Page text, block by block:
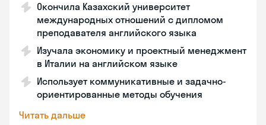
Окончила Казахский университет
международных отношений с дипломом
преподавателя английского языка
Изучала экономику и проектный менеджмент
в Италии на английском языке
Использует коммуникативные и задачно-
ориентированные методы обучения
Читать дальше